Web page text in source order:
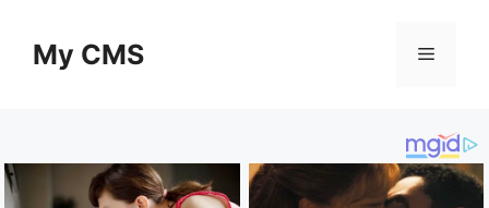
contentMy CMS Menu